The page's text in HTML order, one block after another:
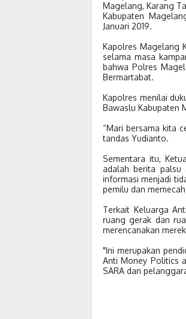
Magelang, Karang
Kabupaten
Januari 2019.
Kapolres Magelang
selama masa
bahwa Polres
Bermartabat.
Kapolres menilai
Bawaslu Kabupaten
“Mari bersama kita
tandas Yudianto.
Sementara itu,
adalah berita palsu
informasi menjadi
pemilu dan
Terkait Keluarga
ruang gerak dan
merencanakan
"Ini merupakan
Anti Money Politics
SARA dan